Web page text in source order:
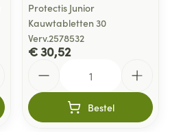
Protectis Junior
Kauwtabletten 30
Verv.2578532
€ 30,52
Bestel